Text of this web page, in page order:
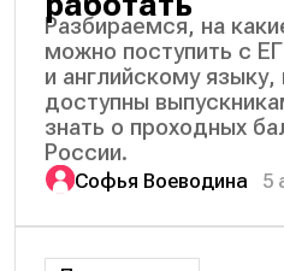
Разбираемся, на
можно поступить с
и английскому
доступны
знать о проходных
России.
Софья Воеводина 5